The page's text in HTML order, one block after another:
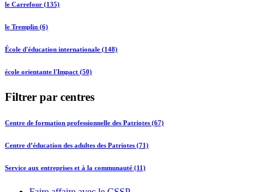
le Carrefour (135)
le Tremplin (6)
École d'éducation internationale (148)
école orientante l'Impact (50)
Filtrer par centres
Centre de formation professionnelle des Patriotes (67)
Centre d’éducation des adultes des Patriotes (71)
Service aux entreprises et à la communauté (11)